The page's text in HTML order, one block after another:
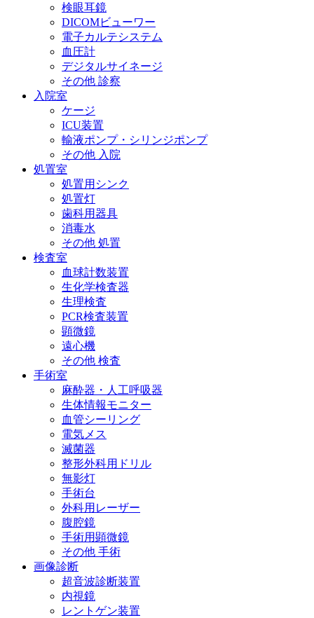
検眼耳鏡
DICOMビューワー
電子カルテシステム
血圧計
デジタルサイネージ
その他 診察
入院室
ケージ
ICU装置
輸液ポンプ・シリンジポンプ
その他 入院
処置室
処置用シンク
処置灯
歯科用器具
消毒水
その他 処置
検査室
血球計数装置
生化学検査器
生理検査
PCR検査装置
顕微鏡
遠心機
その他 検査
手術室
麻酔器・人工呼吸器
生体情報モニター
血管シーリング
電気メス
滅菌器
整形外科用ドリル
無影灯
手術台
外科用レーザー
腹腔鏡
手術用顕微鏡
その他 手術
画像診断
超音波診断装置
内視鏡
レントゲン装置